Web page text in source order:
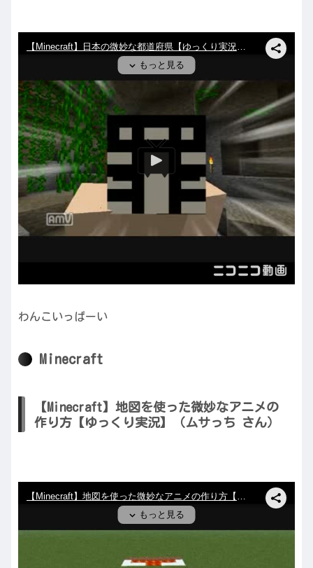
わんこいっぱーい
Minecraft
【Minecraft】地図を使った微妙なアニメの
作り方【ゆっくり実況】（ムサっち さん）